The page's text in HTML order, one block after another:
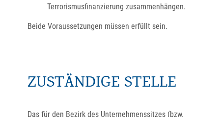
Terrorismusfinanzierung zusammenhängen.
Beide Voraussetzungen müssen erfüllt sein.
ZUSTÄNDIGE STELLE
Das für den Bezirk des Unternehmenssitzes (bzw.